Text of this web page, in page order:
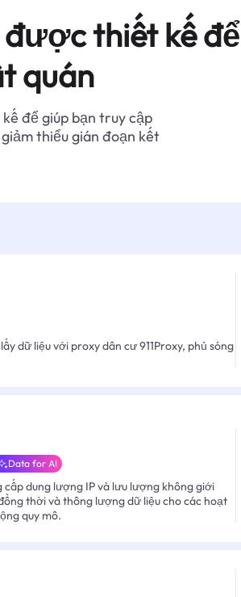
thiết kế để
quán
để giúp bạn truy cập
thiểu gián đoạn kết
dữ liệu với proxy dân cư 911Proxy, phủ sóng
Data for AI
dung lượng IP và lưu lượng không giới
thời và thông lượng dữ liệu cho các hoạt
quy mô.